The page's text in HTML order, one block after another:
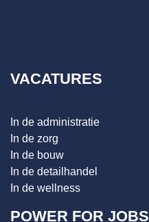
VACATURES
In de administratie
In de zorg
In de bouw
In de detailhandel
In de wellness
POWER FOR JOBS